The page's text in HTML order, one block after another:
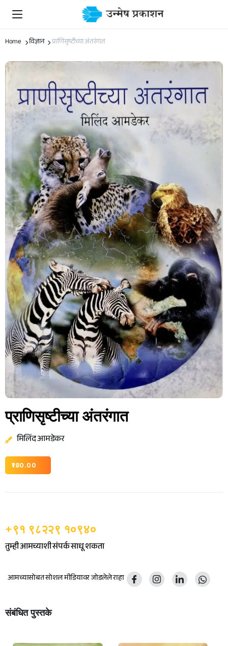
Home विज्ञान प्राणिसृष्टीच्या अंतरंगात
प्राणिसृष्टीच्या अंतरंगात
मिलिंद आमडेकर
180.00
+९१ ९८२२९ १०९४०
तुम्ही आमच्याशी संपर्क साधू शकता
आमच्यासोबत सोशल मीडियावर जोडलेले राहा
संबंधित पुस्तके